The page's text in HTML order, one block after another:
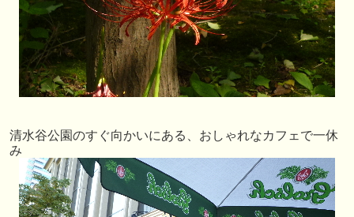
清水谷公園のすぐ向かいにある、おしゃれなカフェで一休
み